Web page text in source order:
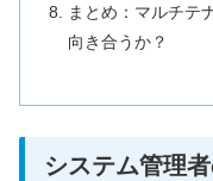
まとめ：マルチテ
向き合うか？
システム管理